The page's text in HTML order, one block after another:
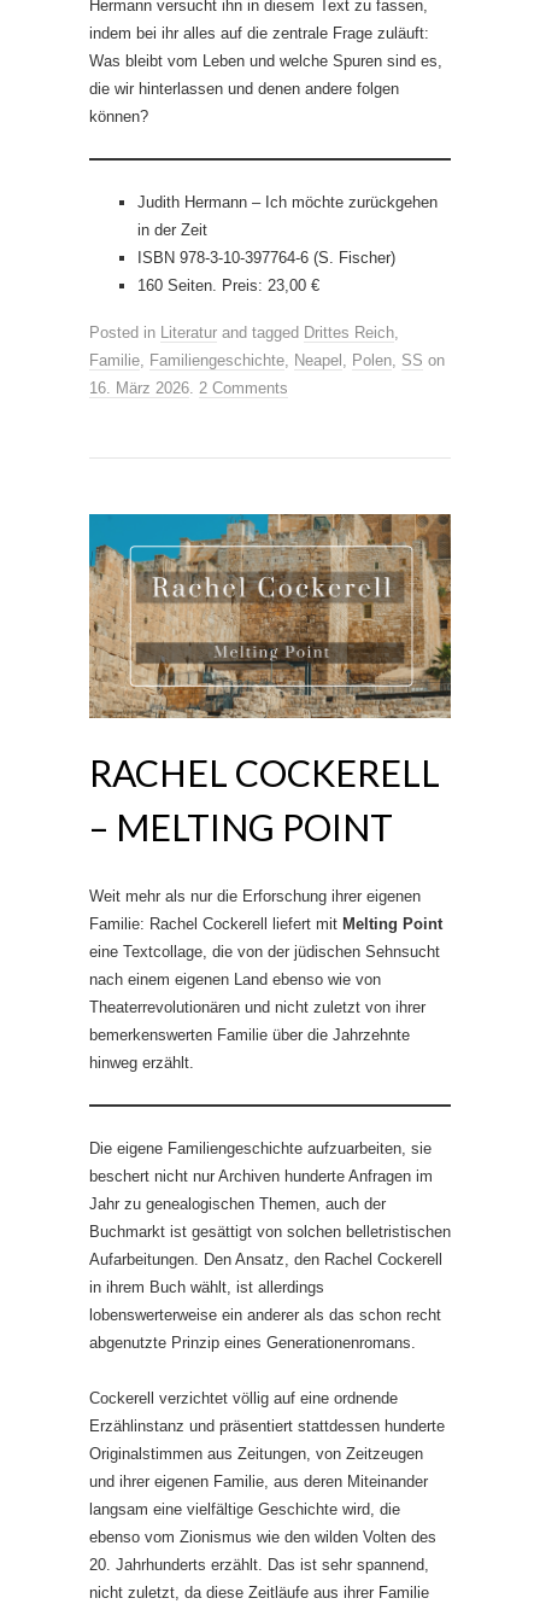
Hermann versucht ihn in diesem Text zu fassen,
indem bei ihr alles auf die zentrale Frage zuläuft:
Was bleibt vom Leben und welche Spuren sind es,
die wir hinterlassen und denen andere folgen
können?
Judith Hermann – Ich möchte zurückgehen
in der Zeit
ISBN 978-3-10-397764-6 (S. Fischer)
160 Seiten. Preis: 23,00 €
Posted in Literatur and tagged Drittes Reich
Familie
Familiengeschichte Neapel Polen SS on
16. März 2026 2 Comments
RACHEL COCKERELL
– MELTING POINT
Weit mehr als nur die Erforschung ihrer eigenen
Familie: Rachel Cockerell liefert mit Melting Point
eine Textcollage, die von der jüdischen Sehnsucht
nach einem eigenen Land ebenso wie von
Theaterrevolutionären und nicht zuletzt von ihrer
bemerkenswerten Familie über die Jahrzehnte
hinweg erzählt.
Die eigene Familiengeschichte aufzuarbeiten, sie
beschert nicht nur Archiven hunderte Anfragen im
Jahr zu genealogischen Themen, auch der
Buchmarkt ist gesättigt von solchen belletristischen
Aufarbeitungen. Den Ansatz, den Rachel Cockerell
in ihrem Buch wählt, ist allerdings
lobenswerterweise ein anderer als das schon recht
abgenutzte Prinzip eines Generationenromans.
Cockerell verzichtet völlig auf eine ordnende
Erzählinstanz und präsentiert stattdessen hunderte
Originalstimmen aus Zeitungen, von Zeitzeugen
und ihrer eigenen Familie, aus deren Miteinander
langsam eine vielfältige Geschichte wird, die
ebenso vom Zionismus wie den wilden Volten des
20. Jahrhunderts erzählt. Das ist sehr spannend,
nicht zuletzt, da diese Zeitläufe aus ihrer Familie